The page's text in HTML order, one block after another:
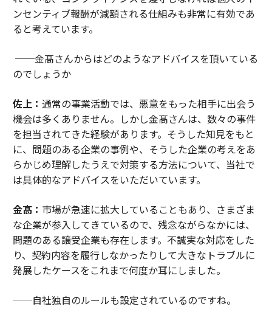
ンセンティブ報酬が減額される仕組みも非常に有効であ
ると考えています。
──金髙さんからはどのようなアドバイスを頂いている
のでしょうか
佐上： 通常の事業活動では、悪意をもった相手に出会う
機会は多くありません。しかし金髙さんは、数々の事件
を担当されてきた経験があります。そうした知見をもと
に、問題のある企業の事例や、そうした企業の考えをあ
らかじめ理解したうえで対策する方法について、当社で
は具体的なアドバイスをいただいています。
金髙： 市場が急速に拡大していることもあり、さまざま
な企業が参入してきているので、残念ながらなかには、
問題のある譲受企業も存在します。不誠実な対応をした
り、契約内容を履行しなかったりして大きなトラブルに
発展したケースをこれまで何度か耳にしました。
──自社独自のルールも設定されているのですね。